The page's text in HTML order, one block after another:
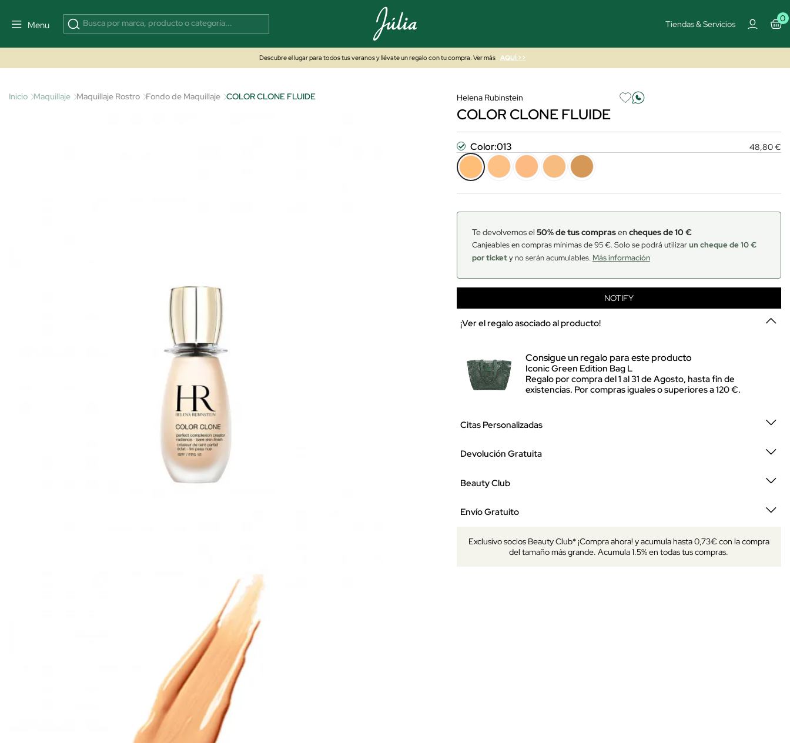
Menu Tiendas & Servicios
0
Descubre el lugar para todos tus veranos y llévate un regalo con tu compra. Ver más AQUÍ >>
Inicio Maquillaje Maquillaje Rostro Fondo de Maquillaje COLOR CLONE FLUIDE Helena Rubinstein
COLOR CLONE FLUIDE
Color:013 48,80 €
Te devolvemos el 50% de tus comprasen cheques de 10 €
Canjeables en compras mínimas de 95 €. Solo se podrá utilizarun cheque de 10 €
por tickety no serán acumulables. Más información
NOTIFY
¡Ver el regalo asociado al producto!
Consigue un regalo para este producto
Iconic Green Edition Bag L
Regalo por compra del 1 al 31 de Agosto, hasta fin de
existencias. Por compras iguales o superiores a 120 €.
Citas Personalizadas
Devolución Gratuita
Beauty Club
Envío Gratuito
Exclusivo socios Beauty Club* ¡Compra ahora! y acumula hasta 0,73€ con la compra
del tamaño más grande. Acumula 1.5% en todas tus compras.